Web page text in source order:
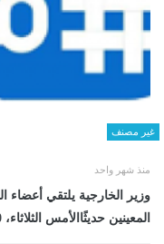
غير مصنف
منذ شهر واحد
المعينين حديثًاالأمس الثلاثاء، 30 يونيو 2026 03:39 مـ